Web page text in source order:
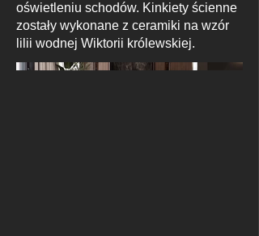
oświetleniu schodów. Kinkiety ścienne
zostały wykonane z ceramiki na wzór
lilii wodnej Wiktorii królewskiej.